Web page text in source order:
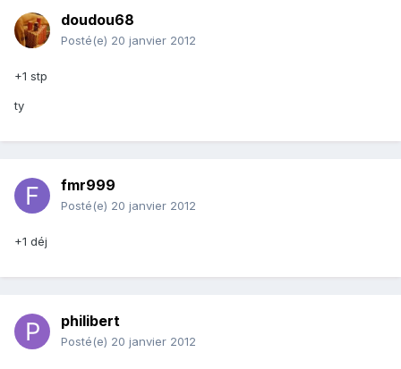
doudou68
Posté(e) 20 janvier 2012
+1 stp
ty
fmr999
Posté(e) 20 janvier 2012
+1 déj
philibert
Posté(e) 20 janvier 2012